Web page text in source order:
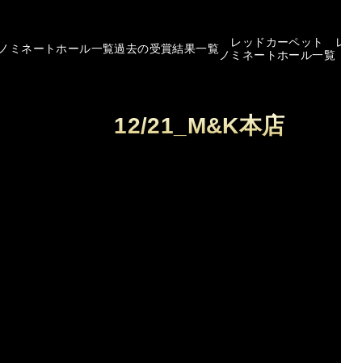
ノミネートホール一覧過去の受賞結果一覧
レッドカーペット
ノミネートホール一覧
12/21_M&K本店